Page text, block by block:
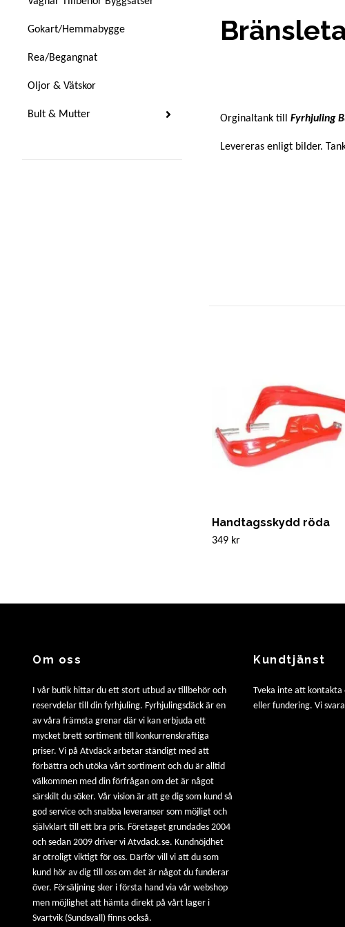
Gokart/Hemmabygge
Rea/Begangnat
Oljor & Vätskor
Bult & Mutter Orginaltank till Fyrhjuling
Levereras enligt bilder.
Handtagsskydd röda
349 kr
Om oss
I vår butik hittar du ett stort utbud av tillbehör och
reservdelar till din fyrhjuling. Fyrhjulingsdäck är en
av våra främsta grenar där vi kan erbjuda ett
mycket brett sortiment till konkurrenskraftiga
priser. Vi på Atvdäck arbetar ständigt med att
förbättra och utöka vårt sortiment och du är alltid
välkommen med din förfrågan om det är något
särskilt du söker. Vår vision är att ge dig som kund så
god service och snabba leveranser som möjligt och
självklart till ett bra pris. Företaget grundades 2004
och sedan 2009 driver vi Atvdack.se. Kundnöjdhet
är otroligt viktigt för oss. Därför vill vi att du som
kund hör av dig till oss om det är något du funderar
över. Försäljning sker i första hand via vår webshop
men möjlighet att hämta direkt på vårt lager i
Svartvik (Sundsvall) finns också.
Kundtjänst
Tveka inte att kontakta
eller fundering. Vi